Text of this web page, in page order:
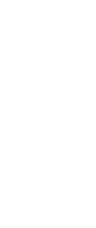
La
traficar con